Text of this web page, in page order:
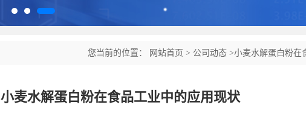
您当前的位置： 网站首页 > 公司动态 >小麦水解蛋白粉在
小麦水解蛋白粉在食品工业中的应用现状